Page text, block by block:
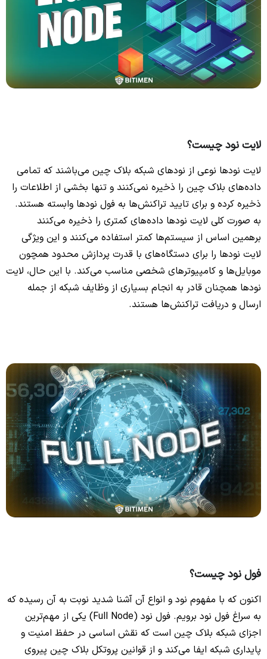
لایت نود چیست؟
لایت نودها نوعی از نودهای شبکه بلاک چین می‌باشند که تمامی
داده‌های بلاک چین را ذخیره نمی‌کنند و تنها بخشی از اطلاعات را
ذخیره کرده و برای تایید تراکنش‌ها به فول نودها وابسته هستند.
به صورت کلی لایت نودها داده‌های کمتری را ذخیره می‌کنند
برهمین اساس از سیستم‌ها کمتر استفاده می‌‌کنند و این ویژگی
لایت نودها را برای دستگاه‌های با قدرت پردازش محدود همچون
موبایل‌ها و کامپیوترهای شخصی مناسب می‌کند. با این حال، لایت
نودها همچنان قادر به انجام بسیاری از وظایف شبکه از جمله
ارسال و دریافت تراکنش‌ها هستند.
فول نود چیست؟
اکنون که با مفهوم نود و انواع آن آشنا شدید نوبت به آن رسیده که
به سراغ فول نود برویم. فول نود (Full Node) یکی از مهم‌ترین
اجزای شبکه بلاک چین است که نقش اساسی در حفظ امنیت و
پایداری شبکه ایفا می‌کند و از قوانین پروتکل بلاک چین پیروی